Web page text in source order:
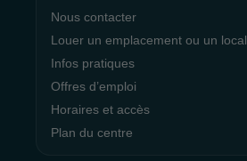
Nous contacter
Louer un emplacement ou un local
Infos pratiques
Offres d’emploi
Horaires et accès
Plan du centre